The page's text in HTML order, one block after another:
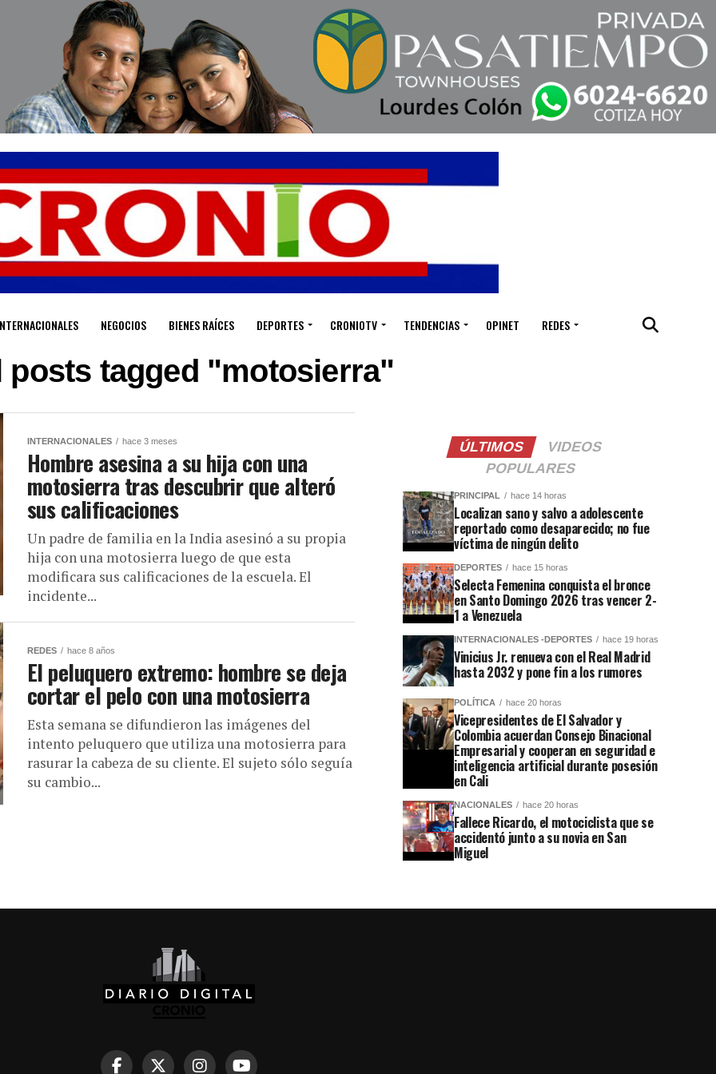
NEGOCIOS BIENES RAÍCES DEPORTES CRONIOTV TENDENCIAS OPINET REDES
posts tagged "motosierra"
INTERNACIONALES hace 3 meses
Hombre asesina a su hija con una
motosierra tras descubrir que alteró
sus calificaciones
Un padre de familia en la India asesinó a su propia
hija con una motosierra luego de que esta
modificara sus calificaciones de la escuela. El
incidente...
REDES hace 8 años
El peluquero extremo: hombre se deja
cortar el pelo con una motosierra
Esta semana se difundieron las imágenes del
intento peluquero que utiliza una motosierra para
rasurar la cabeza de su cliente. El sujeto sólo seguía
su cambio...
ÚLTIMOS
VIDEOS
POPULARES
PRINCIPAL hace 14 horas
Localizan sano y salvo a adolescente
reportado como desaparecido; no fue
víctima de ningún delito
DEPORTES hace 15 horas
Selecta Femenina conquista el bronce
en Santo Domingo 2026 tras vencer 2-
1 a Venezuela
INTERNACIONALES -DEPORTES hace 19 horas
Vinicius Jr. renueva con el Real Madrid
hasta 2032 y pone fin a los rumores
POLÍTICA hace 20 horas
Vicepresidentes de El Salvador y
Colombia acuerdan Consejo Binacional
Empresarial y cooperan en seguridad e
inteligencia artificial durante posesión
en Cali
NACIONALES hace 20 horas
Fallece Ricardo, el motociclista que se
accidentó junto a su novia en San
Miguel